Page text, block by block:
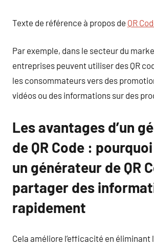
Texte de référence à propos de QR
Par exemple, dans le secteur du
entreprises peuvent utiliser des QR
les consommateurs vers des
vidéos ou des informations sur des
Les avantages d’un
de QR Code :
un générateur de QR
partager des
rapidement
Cela améliore l’efficacité en éliminant